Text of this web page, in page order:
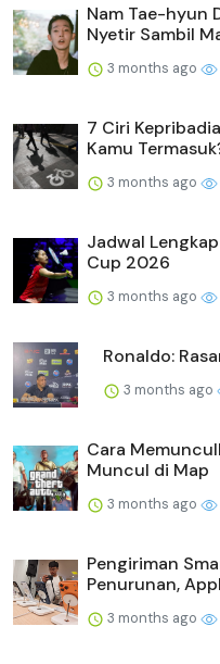
Nam Tae-hyun
Nyetir Sambil
3 months ago
7 Ciri
Kamu
3 months ago
Jadwal
Cup 2026
3 months ago
Ronaldo:
3 months ago
Cara
Muncul di Map
3 months ago
Pengiriman
Penurunan,
3 months ago